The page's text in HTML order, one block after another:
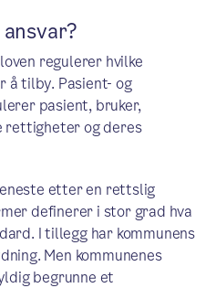
regulerer hvilke
å tilby. Pasient- og
pasient, bruker,
rettigheter og deres
etter en rettslig
definerer i stor grad hva
I tillegg har kommunens
Men kommunenes
begrunne et